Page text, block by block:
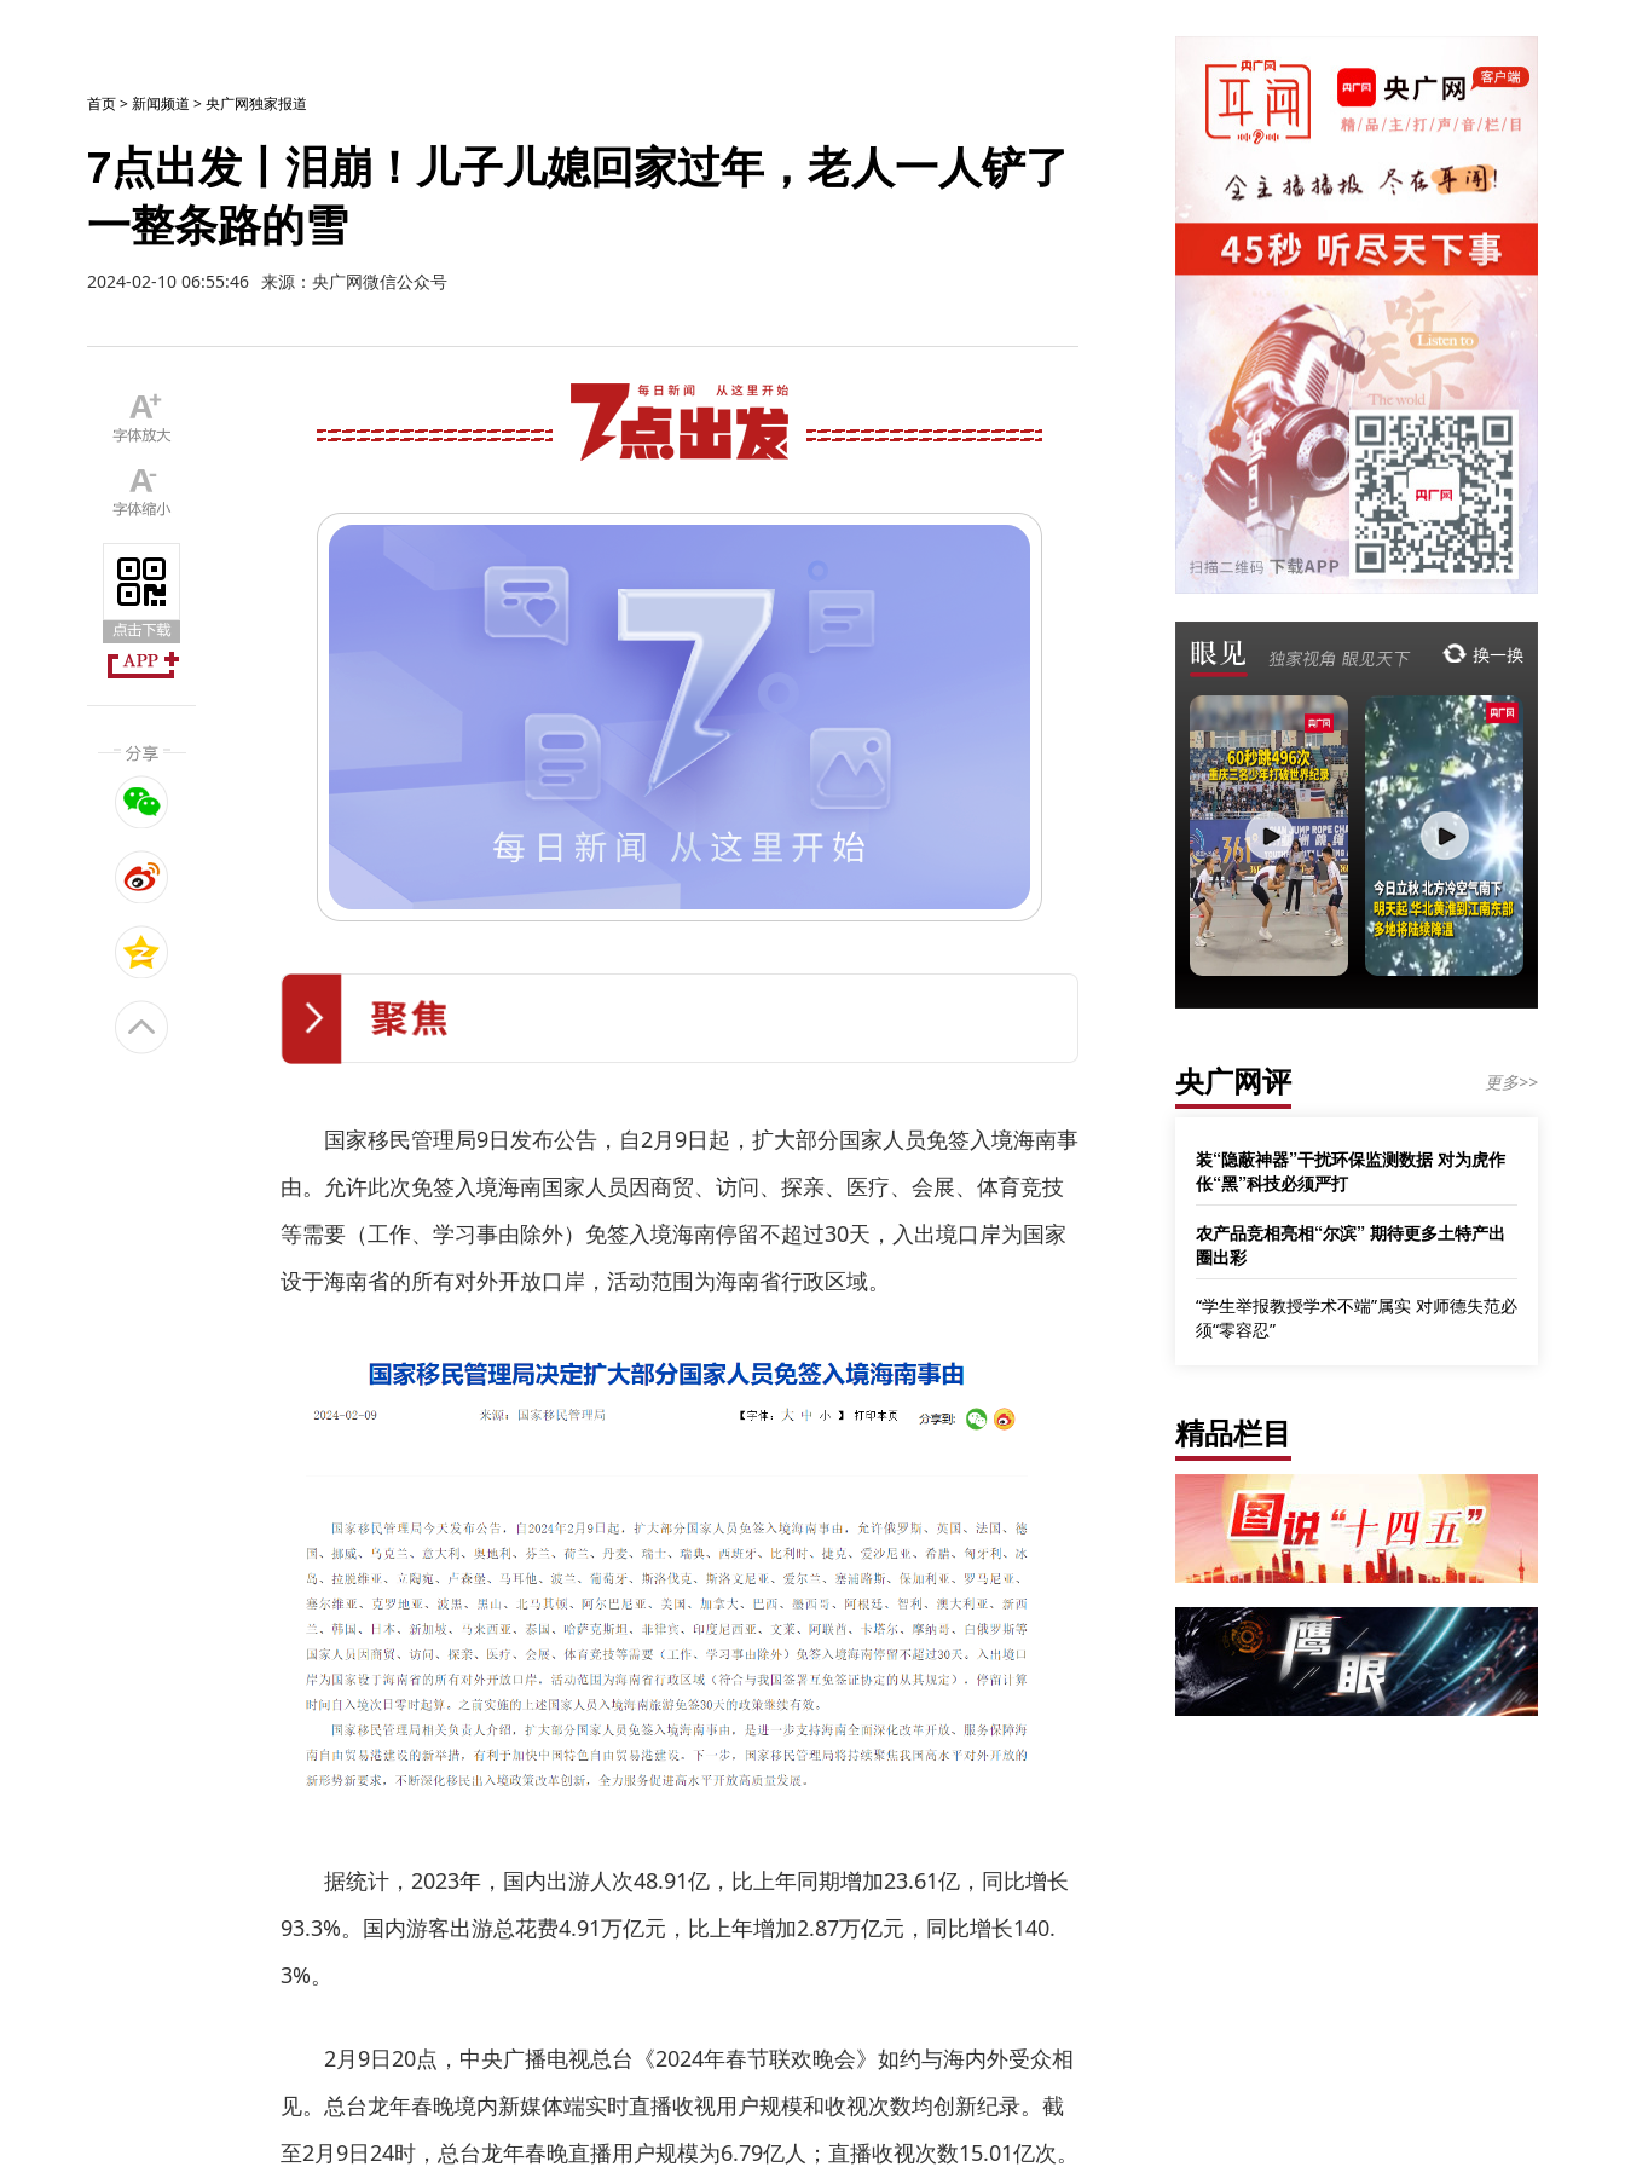
首页>新闻频道 >央广网独家报道
7点出发丨泪崩！儿子儿媳回家过年，老人一人铲了
一整条路的雪
2024-02-10 06:55:46 来源：央广网微信公众号
国家移民管理局9日发布公告，自2月9日起，扩大部分国家人员免签入境海南事
由。允许此次免签入境海南国家人员因商贸、访问、探亲、医疗、会展、体育竞技
等需要（工作、学习事由除外）免签入境海南停留不超过30天，入出境口岸为国家
设于海南省的所有对外开放口岸，活动范围为海南省行政区域。
据统计，2023年，国内出游人次48.91亿，比上年同期增加23.61亿，同比增长
93.3%。国内游客出游总花费4.91万亿元，比上年增加2.87万亿元，同比增长140.
3%。
2月9日20点，中央广播电视总台《2024年春节联欢晚会》如约与海内外受众相
见。总台龙年春晚境内新媒体端实时直播收视用户规模和收视次数均创新纪录。截
至2月9日24时，总台龙年春晚直播用户规模为6.79亿人；直播收视次数15.01亿次。
央广网评 更多>>
装“隐蔽神器”干扰环保监测数据 对为虎作
伥“黑”科技必须严打
农产品竞相亮相“尔滨” 期待更多土特产出
圈出彩
“学生举报教授学术不端”属实 对师德失范必
须“零容忍”
精品栏目